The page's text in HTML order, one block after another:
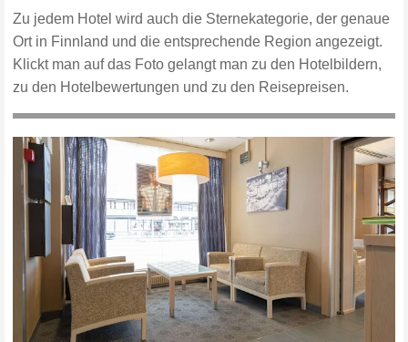
Zu jedem Hotel wird auch die Sternekategorie, der genaue
Ort in Finnland und die entsprechende Region angezeigt.
Klickt man auf das Foto gelangt man zu den Hotelbildern,
zu den Hotelbewertungen und zu den Reisepreisen.